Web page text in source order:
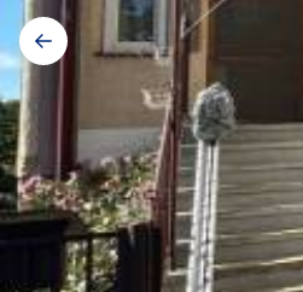
Galerij
navigatie